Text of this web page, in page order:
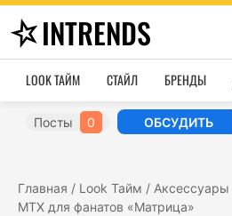
INTRENDS
LOOK ТАЙМ СТАЙЛ БРЕНДЫ
Посты 0 ОБСУДИТЬ
Главная / Look Тайм / Аксессуары
MTX для фанатов «Матрица»